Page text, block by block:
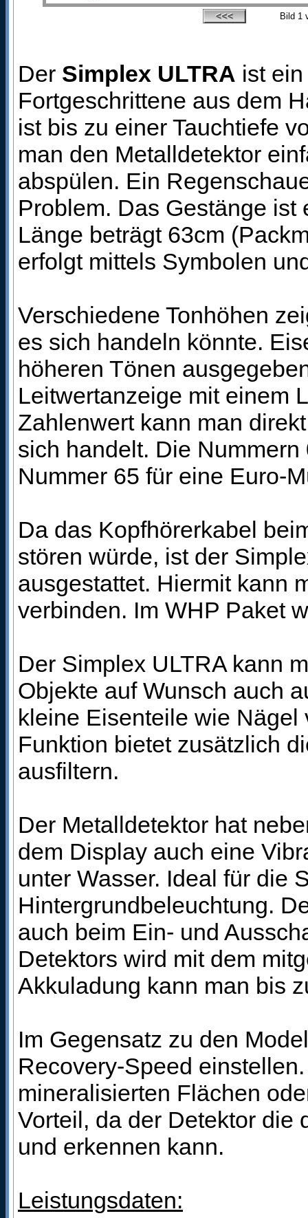
Bild 1
Der Simplex ULTRA ist
Fortgeschrittene aus dem
ist bis zu einer Tauchtiefe
man den Metalldetektor
abspülen. Ein
Problem. Das Gestänge
Länge beträgt 63cm
erfolgt mittels Symbolen
Verschiedene Tonhöhen
es sich handeln könnte.
höheren Tönen
Leitwertanzeige mit einem
Zahlenwert kann man
sich handelt. Die
Nummer 65 für eine Euro-
Da das Kopfhörerkabel
stören würde, ist der
ausgestattet. Hiermit kann
verbinden. Im WHP Paket
Der Simplex ULTRA kann
Objekte auf Wunsch auch
kleine Eisenteile wie
Funktion bietet zusätzlich
ausfiltern.
Der Metalldetektor hat
dem Display auch eine
unter Wasser. Ideal für die
Hintergrundbeleuchtung.
auch beim Ein- und
Detektors wird mit dem
Akkuladung kann man bis
Im Gegensatz zu den
Recovery-Speed
mineralisierten Flächen
Vorteil, da der Detektor die
und erkennen kann.
Leistungsdaten: